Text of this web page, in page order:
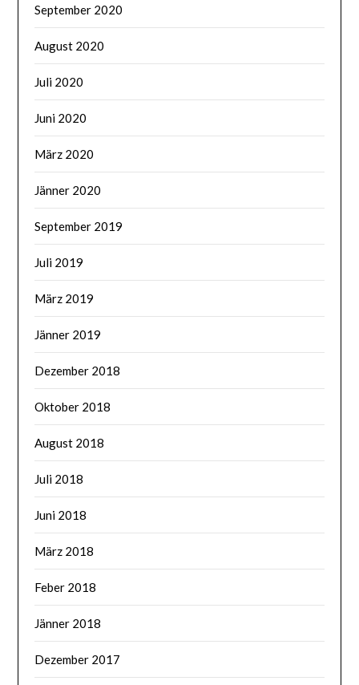
September 2020
August 2020
Juli 2020
Juni 2020
März 2020
Jänner 2020
September 2019
Juli 2019
März 2019
Jänner 2019
Dezember 2018
Oktober 2018
August 2018
Juli 2018
Juni 2018
März 2018
Feber 2018
Jänner 2018
Dezember 2017